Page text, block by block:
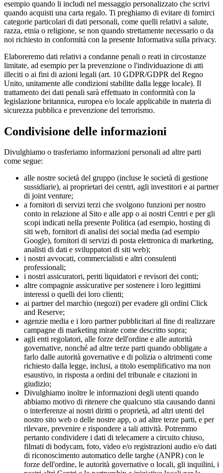
esempio quando li includi nel messaggio personalizzato che scrivi
quando acquisti una carta regalo. Ti preghiamo di evitare di fornirci
categorie particolari di dati personali, come quelli relativi a salute,
razza, etnia o religione, se non quando strettamente necessario o da
noi richiesto in conformità con la presente Informativa sulla privacy.
Elaboreremo dati relativi a condanne penali o reati in circostanze
limitate, ad esempio per la prevenzione o l'individuazione di atti
illeciti o ai fini di azioni legali (art. 10 GDPR/GDPR del Regno
Unito, unitamente alle condizioni stabilite dalla legge locale). Il
trattamento dei dati penali sarà effettuato in conformità con la
legislazione britannica, europea e/o locale applicabile in materia di
sicurezza pubblica e prevenzione del terrorismo.
Condivisione delle informazioni
Divulghiamo o trasferiamo informazioni personali ad altre parti
come segue:
alle nostre società del gruppo (incluse le società di gestione
sussidiarie), ai proprietari dei centri, agli investitori e ai partner
di joint venture;
a fornitori di servizi terzi che svolgono funzioni per nostro
conto in relazione al Sito e alle app o ai nostri Centri e per gli
scopi indicati nella presente Politica (ad esempio, hosting di
siti web, fornitori di analisi dei social media (ad esempio
Google), fornitori di servizi di posta elettronica di marketing,
analisti di dati e sviluppatori di siti web);
i nostri avvocati, commercialisti e altri consulenti
professionali;
i nostri assicuratori, periti liquidatori e revisori dei conti;
altre compagnie assicurative per sostenere i loro legittimi
interessi o quelli dei loro clienti;
ai partner del marchio (negozi) per evadere gli ordini Click
and Reserve;
agenzie media e i loro partner pubblicitari al fine di realizzare
campagne di marketing mirate come descritto sopra;
agli enti regolatori, alle forze dell'ordine e alle autorità
governative, nonché ad altre terze parti quando obbligate a
farlo dalle autorità governative e di polizia o altrimenti come
richiesto dalla legge, inclusi, a titolo esemplificativo ma non
esaustivo, in risposta a ordini del tribunale e citazioni in
giudizio;
Divulghiamo inoltre le informazioni degli utenti quando
abbiamo motivo di ritenere che qualcuno stia causando danni
o interferenze ai nostri diritti o proprietà, ad altri utenti del
nostro sito web o delle nostre app, o ad altre terze parti, e per
rilevare, prevenire e rispondere a tali attività. Potremmo
pertanto condividere i dati di telecamere a circuito chiuso,
filmati di bodycam, foto, video e/o registrazioni audio e/o dati
di riconoscimento automatico delle targhe (ANPR) con le
forze dell'ordine, le autorità governative o locali, gli inquilini, i